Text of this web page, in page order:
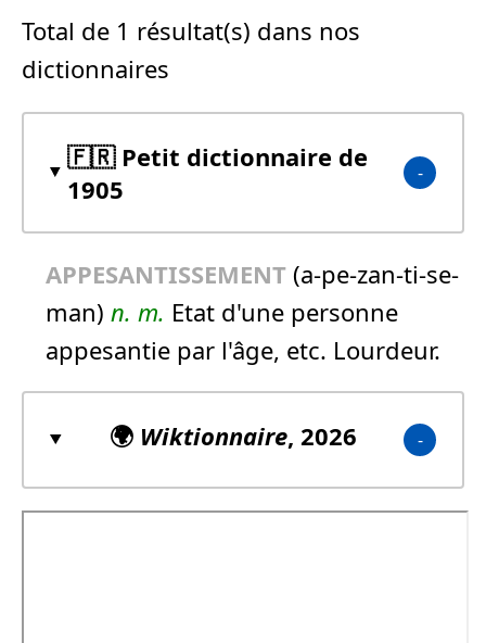
Total de 1 résultat(s) dans nos
dictionnaires
🇫🇷 Petit dictionnaire de
1905
APPESANTISSEMENT (a-pe-zan-ti-se-
man) n. m. Etat d'une personne
appesantie par l'âge, etc. Lourdeur.
🌍 Wiktionnaire, 2026